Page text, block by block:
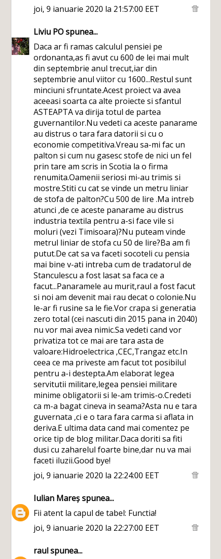
joi, 9 ianuarie 2020 la 21:57:00 EET
Liviu POspunea...
Daca ar fi ramas calculul pensiei pe
ordonanta,as fi avut cu 600 de lei mai mult
din septembrie anul trecut,iar din
septembrie anul viitor cu 1600...Restul sunt
minciuni sfruntate.Acest proiect va avea
aceeasi soarta ca alte proiecte si sfantul
ASTEAPTA va dirija totul de partea
guvernantilor.Nu vedeti ca aceste panarame
au distrus o tara fara datorii si cu o
economie competitiva.Vreau sa-mi fac un
palton si cum nu gasesc stofe de nici un fel
prin tare am scris in Scotia la o firma
renumita.Oamenii seriosi mi-au trimis si
mostre.Stiti cu cat se vinde un metru liniar
de stofa de palton?Cu 500 de lire .Ma intreb
atunci ,de ce aceste panarame au distrus
industria textila pentru a-si face vile si
moluri (vezi Timisoara)?Nu puteam vinde
metrul liniar de stofa cu 50 de lire?Ba am fi
putut.De cat sa va faceti socoteli cu pensia
mai bine v-ati intreba cum de tradatorul de
Stanculescu a fost lasat sa faca ce a
facut...Panaramele au murit,raul a fost facut
si noi am devenit mai rau decat o colonie.Nu
le-ar fi rusine sa le fie.Vor crapa si generatia
zero total (cei nascuti din 2015 pana in 2040)
nu vor mai avea nimic.Sa vedeti cand vor
privatiza tot ce mai are tara asta de
valoare:Hidroelectrica ,CEC,Trangaz etc.In
ceea ce ma priveste am facut tot posibilul
pentru a-i destepta.Am elaborat legea
servitutii militare,legea pensiei militare
minime obligatorii si le-am trimis-o.Credeti
ca m-a bagat cineva in seama?Asta nu e tara
guvernata ,ci e o tara fara carma si aflata in
deriva.E ultima data cand mai comentez pe
orice tip de blog militar.Daca doriti sa fiti
dusi cu zaharelul foarte bine,dar nu va mai
faceti iluzii.Good bye!
joi, 9 ianuarie 2020 la 22:24:00 EET
Iulian Mareșspunea...
Fii atent la capul de tabel: Functia!
joi, 9 ianuarie 2020 la 22:27:00 EET
raulspunea...